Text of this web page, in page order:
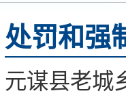
处罚和强
元谋县老城